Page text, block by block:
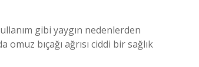
gibi yaygın nedenlerden
bıçağı ağrısı ciddi bir sağlık